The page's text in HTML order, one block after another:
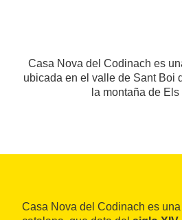
Casa Nova del Codinach es
ubicada en el valle de Sant Boi
la montaña de Els
Casa Nova del Codinach es